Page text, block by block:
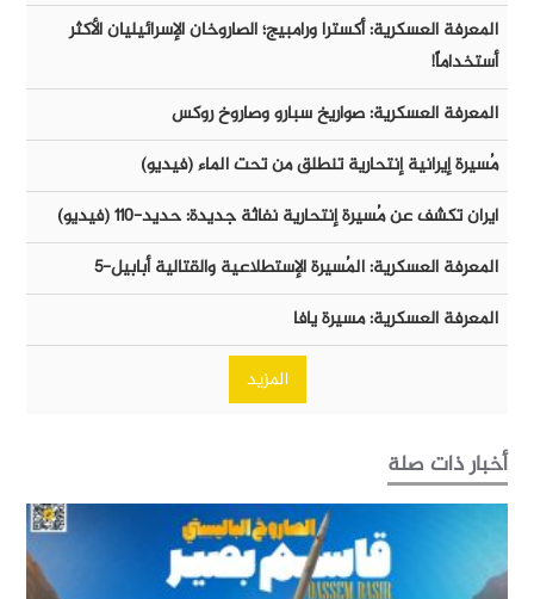
المعرفة العسكرية: أكسترا ورامبيج؛ الصاروخان الإسرائيليان الأكثر
أستخداماً!
المعرفة العسكرية: صواريخ سبارو وصاروخ روكس
مُسيرة إيرانية إنتحارية تنطلق من تحت الماء (فيديو)
ايران تكشف عن مُسيرة إنتحارية نفاثة جديدة: حديد-١١٠ (فيديو)
المعرفة العسكرية: المُسيرة الإستطلاعية والقتالية أبابيل-٥
المعرفة العسكرية: مسيرة يافا
المزيد
أخبار ذات صلة